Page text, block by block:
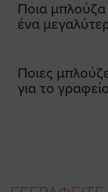
Ποια μπλούζα
ένα
Ποιες
για το